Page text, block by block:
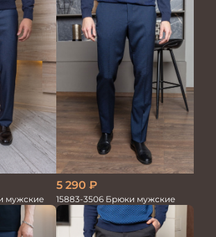
мужские
5 290 ₽
15883-3506 Брюки мужские